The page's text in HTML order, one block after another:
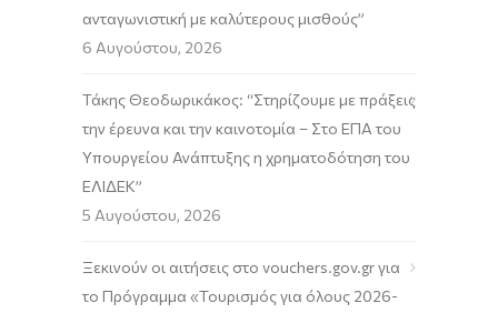
ανταγωνιστική με καλύτερους μισθούς”
6 Αυγούστου, 2026
Τάκης Θεοδωρικάκος: “Στηρίζουμε με πράξεις
την έρευνα και την καινοτομία – Στο ΕΠΑ του
Υπουργείου Ανάπτυξης η χρηματοδότηση του
ΕΛΙΔΕΚ”
5 Αυγούστου, 2026
Ξεκινούν οι αιτήσεις στο vouchers.gov.gr για
το Πρόγραμμα «Τουρισμός για όλους 2026-